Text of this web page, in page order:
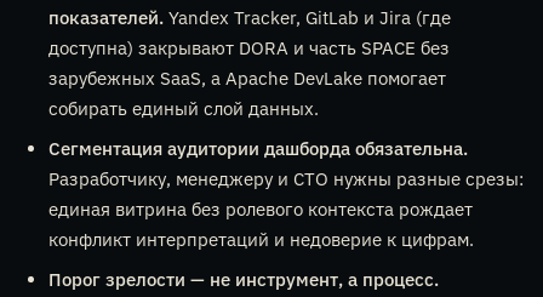
показателей. Yandex Tracker, GitLab и Jira (где
доступна) закрывают DORA и часть SPACE без
зарубежных SaaS, а Apache DevLake помогает
собирать единый слой данных.
Сегментация аудитории дашборда обязательна.
Разработчику, менеджеру и CTO нужны разные срезы:
единая витрина без ролевого контекста рождает
конфликт интерпретаций и недоверие к цифрам.
Порог зрелости — не инструмент, а процесс.